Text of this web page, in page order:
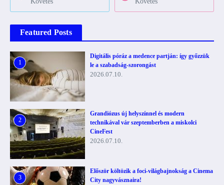
Featured Posts
1
Digitális póráz a medence partján: így győzzük
le a szabadság-szorongást
2026.07.10.
2
Grandiózus új helyszínnel és modern
technikával vár szeptemberben a miskolci
CineFest
2026.07.10.
3
Először költözik a foci-világbajnokság a Cinema
City nagyvásznaira!